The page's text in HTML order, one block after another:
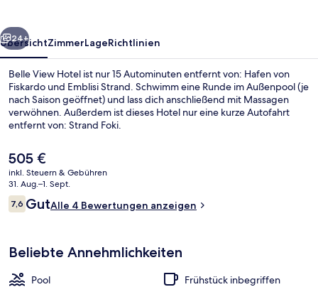
Weiter
24+
ÜbersichtZimmerLageRichtlinien
Belle View Hotel ist nur 15 Autominuten entfernt von: Hafen von
Fiskardo und Emblisi Strand. Schwimm eine Runde im Außenpool (je
nach Saison geöffnet) und lass dich anschließend mit Massagen
verwöhnen. Außerdem ist dieses Hotel nur eine kurze Autofahrt
entfernt von: Strand Foki.
Der
aktuelle
Preis
beträgt
505 €.
505 €
inkl. Steuern & Gebühren
31. Aug.–1. Sept.
Bewertungen
7,67,6 von 10.
GutAlle 4 Bewertungen anzeigen
Beliebte Annehmlichkeiten
Pool
Frühstück inbegriffen